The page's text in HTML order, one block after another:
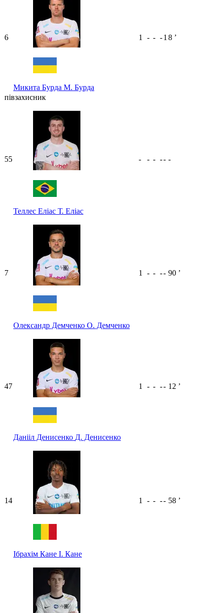
6
Микита Бурда М. Бурда
1 - - -1 8 ʼ
півзахисник
55
Теллес Еліас Т. Еліас
- - - -- -
7
Олександр Демченко О. Демченко
1 - - -- 90 ʼ
47
Данііл Денисенко Д. Денисенко
1 - - -- 12 ʼ
14
Ібрахім Кане І. Кане
1 - - -- 58 ʼ